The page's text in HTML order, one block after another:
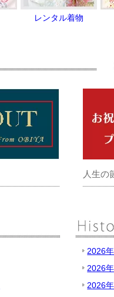
レンタル着物
人生の
2026
2026
2026